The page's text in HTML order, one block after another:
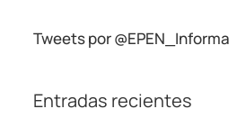
Tweets por @EPEN_Informa
Entradas recientes